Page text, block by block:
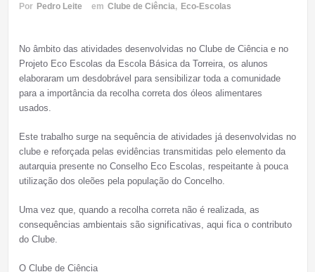
Por Pedro Leite em Clube de Ciência, Eco-Escolas
No âmbito das atividades desenvolvidas no Clube de Ciência e no
Projeto Eco Escolas da Escola Básica da Torreira, os alunos
elaboraram um desdobrável para sensibilizar toda a comunidade
para a importância da recolha correta dos óleos alimentares
usados.
Este trabalho surge na sequência de atividades já desenvolvidas no
clube e reforçada pelas evidências transmitidas pelo elemento da
autarquia presente no Conselho Eco Escolas, respeitante à pouca
utilização dos oleões pela população do Concelho.
Uma vez que, quando a recolha correta não é realizada, as
consequências ambientais são significativas, aqui fica o contributo
do Clube.
O Clube de Ciência